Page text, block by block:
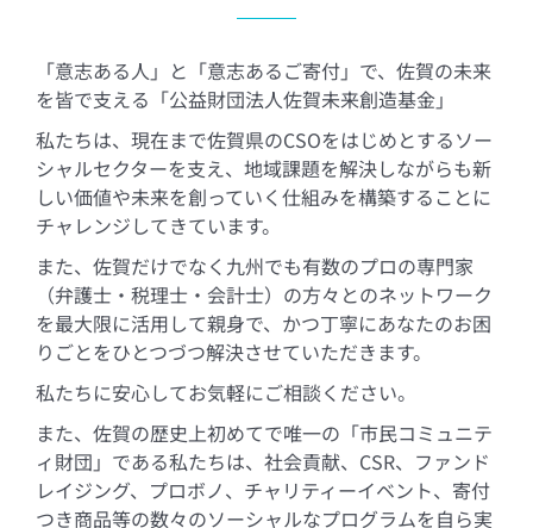
「意志ある人」と「意志あるご寄付」で、佐賀の未来
を皆で支える「公益財団法人佐賀未来創造基金」
私たちは、現在まで佐賀県のCSOをはじめとするソー
シャルセクターを支え、地域課題を解決しながらも新
しい価値や未来を創っていく仕組みを構築することに
チャレンジしてきています。
また、佐賀だけでなく九州でも有数のプロの専門家
（弁護士・税理士・会計士）の方々とのネットワーク
を最大限に活用して親身で、かつ丁寧にあなたのお困
りごとをひとつづつ解決させていただきます。
私たちに安心してお気軽にご相談ください。
また、佐賀の歴史上初めてで唯一の「市民コミュニテ
ィ財団」である私たちは、社会貢献、CSR、ファンド
レイジング、プロボノ、チャリティーイベント、寄付
つき商品等の数々のソーシャルなプログラムを自ら実